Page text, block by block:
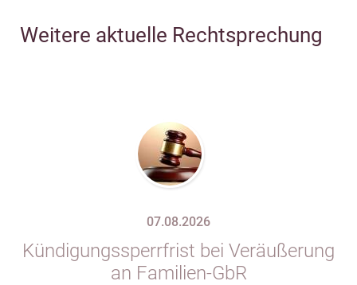
Weitere aktuelle Rechtsprechung
07.08.2026
Kündigungssperrfrist bei Veräußerung
an Familien-GbR